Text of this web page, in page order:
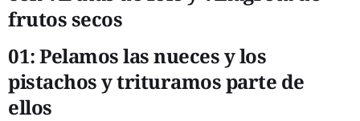
frutos secos
01:Pelamoslas nueces y los
pistachos y trituramos parte de
ellos